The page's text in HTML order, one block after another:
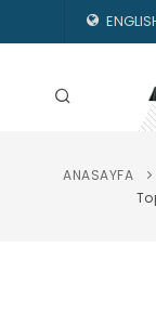
HAKKIMIZDA
ANASAYFA